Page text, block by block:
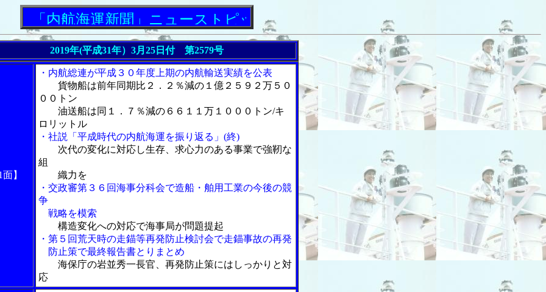
内航海運新聞」ニューストピックス
2019年(平成31年） 3月25日付 第2579号
】
・内航総連が平成３０年度上期の内航輸送実績を公表
貨物船は前年同期比２．２％減の１億２５９２万５０
００トン
油送船は同１．７％減の６６１１万１０００トン/キ
ロリットル
・社説「平成時代の内航海運を振り返る」(終)
次代の変化に対応し生存、求心力のある事業で強靭な
組
織力を
・交政審第３６回海事分科会で造船・舶用工業の今後の競
争
戦略を模索
構造変化への対応で海事局が問題提起
・第５回荒天時の走錨等再発防止検討会で走錨事故の再発
防止策で最終報告書とりまとめ
海保庁の岩並秀一長官、再発防止策にはしっかりと対
応